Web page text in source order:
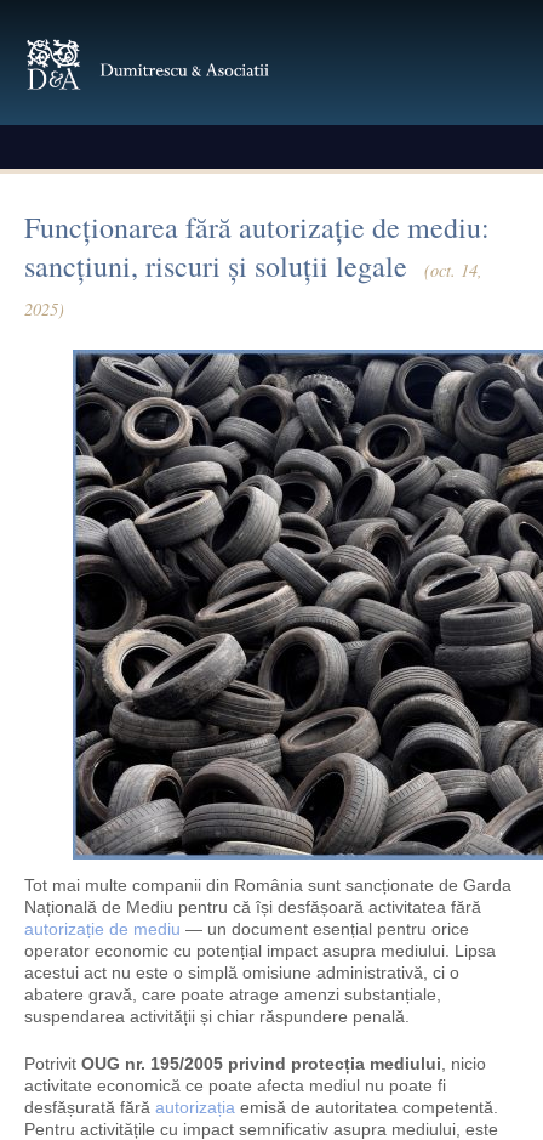
Funcționarea fără autorizație de mediu:
sancțiuni, riscuri și soluții legale
(oct. 14,
2025)
Tot mai multe companii din România sunt sancționate de Garda
Națională de Mediu pentru că își desfășoară activitatea fără
autorizație de mediu — un document esențial pentru orice
operator economic cu potențial impact asupra mediului. Lipsa
acestui act nu este o simplă omisiune administrativă, ci o
abatere gravă, care poate atrage amenzi substanțiale,
suspendarea activității și chiar răspundere penală.
Potrivit OUG nr. 195/2005 privind protecția mediului , nicio
activitate economică ce poate afecta mediul nu poate fi
desfășurată fără autorizația emisă de autoritatea competentă.
Pentru activitățile cu impact semnificativ asupra mediului, este